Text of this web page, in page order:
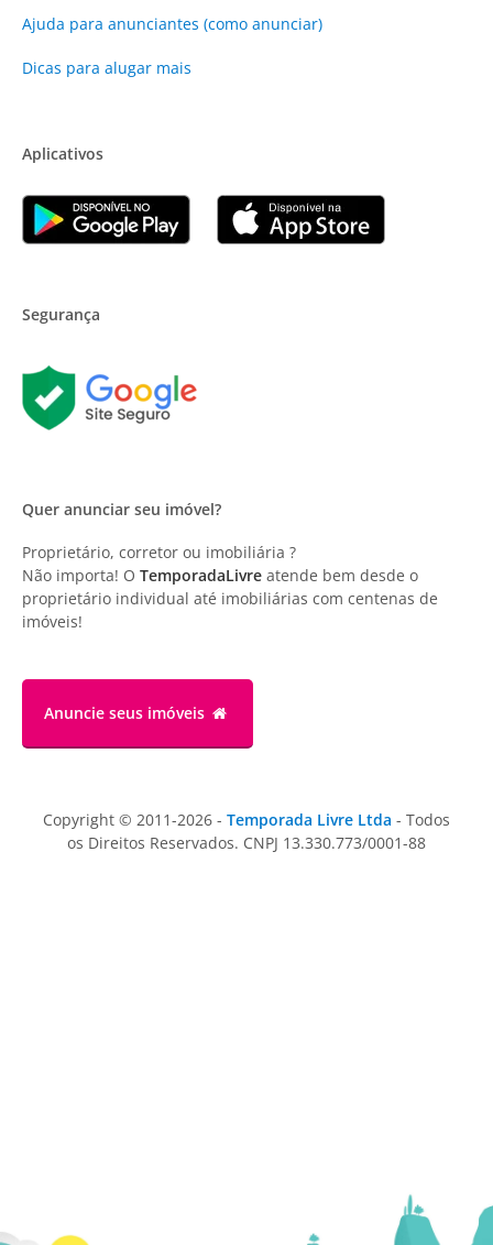
Ajuda para anunciantes (como anunciar)
Dicas para alugar mais
Aplicativos
Segurança
Quer anunciar seu imóvel?
Proprietário, corretor ou imobiliária ?
Não importa! O TemporadaLivre atende bem desde o
proprietário individual até imobiliárias com centenas de
imóveis!
Anuncie seus imóveis
Copyright © 2011-2026 - Temporada Livre Ltda - Todos
os Direitos Reservados. CNPJ 13.330.773/0001-88